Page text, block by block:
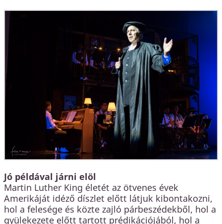
Jó példával járni elöl
Martin Luther King életét az ötvenes évek
Amerikáját idéző díszlet előtt látjuk kibontakozni,
hol a felesége és közte zajló párbeszédekből, hol a
gyülekezete előtt tartott prédikációjából, hol a